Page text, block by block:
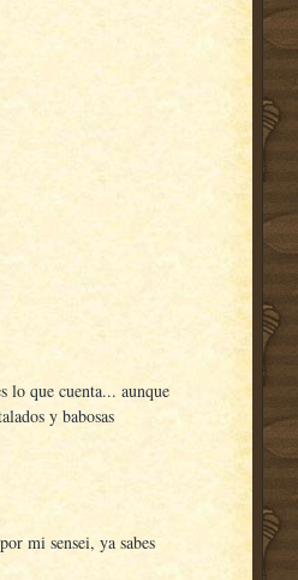
lo que cuenta... aunque
y babosas
mi sensei, ya sabes